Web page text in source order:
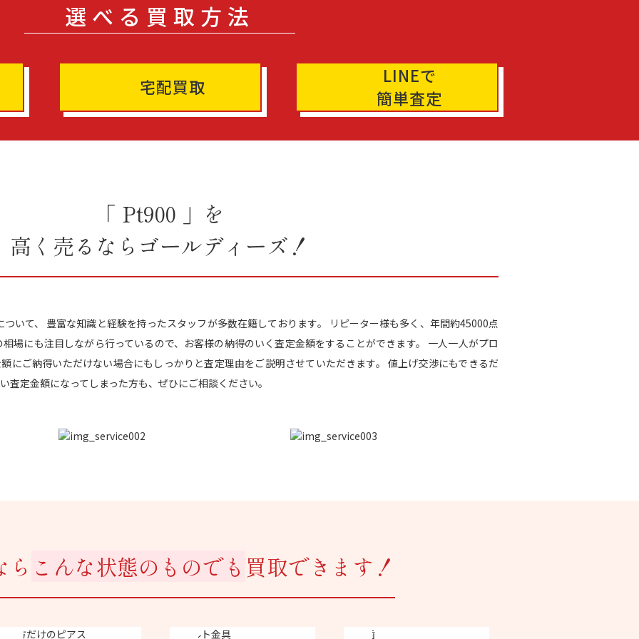
選べる買取方法
宅配買取
LINEで
簡単査定
「 Pt900 」を
高く売るならゴールディーズ！
いて、 豊富な知識と経験を持ったスタッフが多数在籍しております。 リピーター様も多く、年間約45000点
場にも注目しながら行っているので、お客様の納得のいく査定金額をすることができます。 一人一人がプロ
にご納得いただけない場合にもしっかりと査定理由をご説明させていただきます。 値上げ交渉にもできるだ
査定金額になってしまった方も、ぜひにご相談ください。
こんな状態のものでも 買取できます！